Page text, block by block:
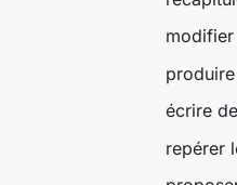
écrire
repérer